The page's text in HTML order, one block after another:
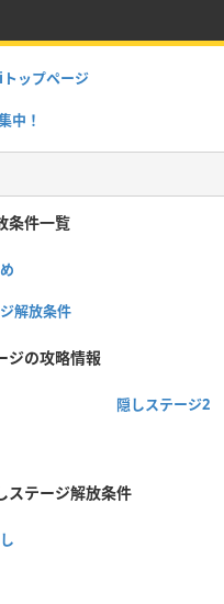
ップページ
中！
条件一覧
解放条件
ジの攻略情報
隠しステージ2
ステージ解放条件